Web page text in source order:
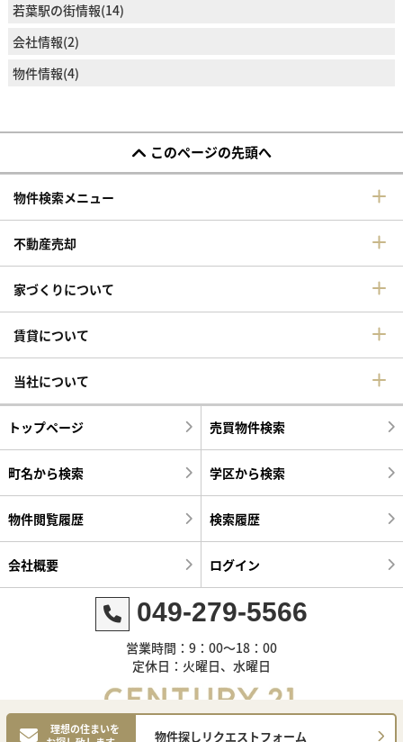
理想の住まいを
物件探しリクエストフォーム
若葉駅の街情報(14)
会社情報(2)
物件情報(4)
このページの先頭へ
物件検索メニュー
不動産売却
家づくりについて
賃貸について
当社について
トップページ 売買物件検索
町名から検索 学区から検索
物件閲覧履歴 検索履歴
会社概要 ログイン
049-279-5566
営業時間：9：00～18：00
定休日：火曜日、水曜日